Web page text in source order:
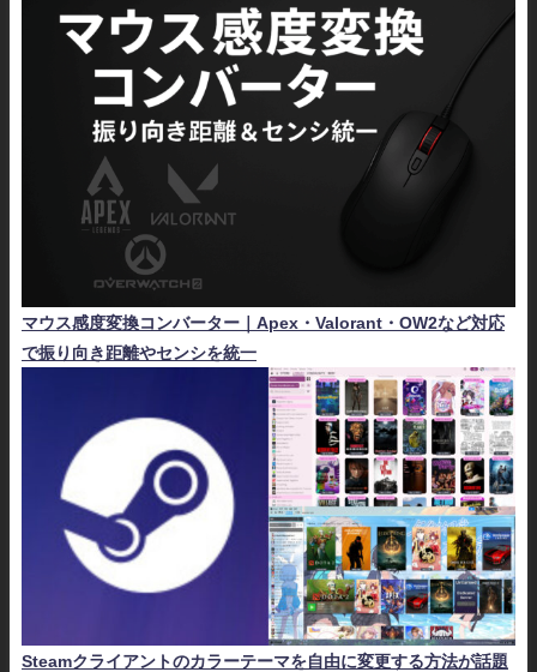
マウス感度変換コンバーター｜Apex・Valorant・OW2など対応
で振り向き距離やセンシを統一
Steamクライアントのカラーテーマを自由に変更する方法が話題